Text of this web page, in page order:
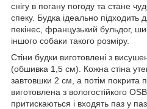
снігу в погану погоду та стане
спеку. Будка ідеально підходить
пекінес, французький бульдог,
іншого собаки такого розміру.
Стіни будки виготовлені з
(обшивка 1,5 см). Кожна стіна
завтовшки 2 см, а потім покрита
виготовлена з вологостійкого
притискаються і входять паз у